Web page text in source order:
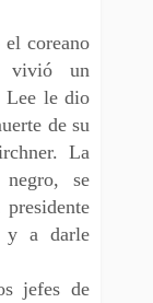
coreano
vivió un
Lee le dio
de su
La
se
y a darle
jefes de